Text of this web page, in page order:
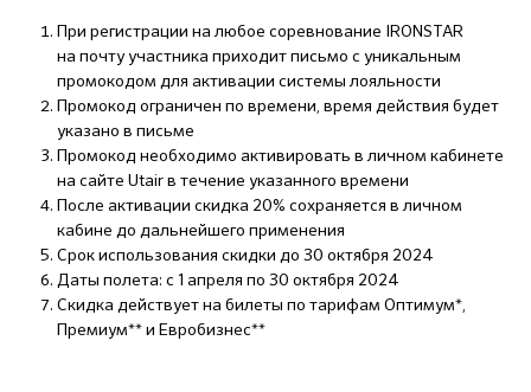
При регистрации на любое соревнование IRONSTAR
на почту участника приходит письмо с уникальным
промокодом для активации системы лояльности
Промокод ограничен по времени, время действия будет
указано в письме
Промокод необходимо активировать в личном кабинете
на сайте Utair в течение указанного времени
После активации скидка 20% сохраняется в личном
кабине до дальнейшего применения
Срок использования скидки до 30 октября 2024
Даты полета: с 1 апреля по 30 октября 2024
Скидка действует на билеты по тарифам Оптимум*,
Премиум** и Евробизнес**